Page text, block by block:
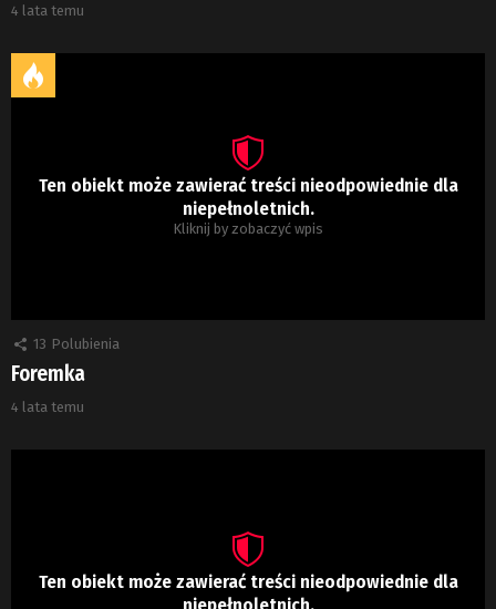
4 lata temu
Ten obiekt może zawierać treści nieodpowiednie dla
niepełnoletnich.
Kliknij by zobaczyć wpis
13 Polubienia
Foremka
4 lata temu
Ten obiekt może zawierać treści nieodpowiednie dla